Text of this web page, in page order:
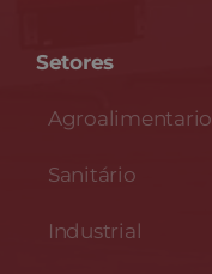
Setores
Agroalimentario
Sanitário
Industrial